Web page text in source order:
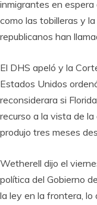
inmigrantes en
como las tobilleras y
republicanos han
El DHS apeló y la
Estados Unidos
reconsiderara si
recurso a la vista de
produjo tres meses
Wetherell dijo el
política del Gobierno
la ley en la frontera, lo